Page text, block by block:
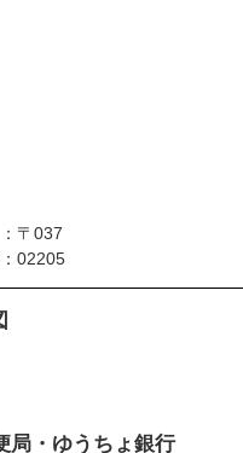
〒037
02205
局・ゆうちょ銀行